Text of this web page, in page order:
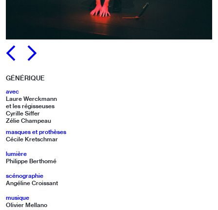
GÉNÉRIQUE
avec
Laure Werckmann
et les régisseuses
Cyrille Siffer
Zélie Champeau
masques et prothèses
Cécile Kretschmar
lumière
Philippe Berthomé
scénographie
Angéline Croissant
musique
Olivier Mellano